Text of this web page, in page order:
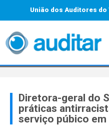
União dos Auditores do
Diretora-geral do
práticas
serviço púbico